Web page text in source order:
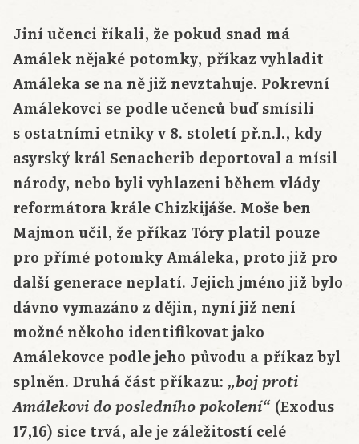
Jiní učenci říkali, že pokud snad má
Amálek nějaké potomky, příkaz vyhladit
Amáleka se na ně již nevztahuje. Pokrevní
Amálekovci se podle učenců buď smísili
s ostatními etniky v 8. století př.n.l., kdy
asyrský král Senacherib deportoval a mísil
národy, nebo byli vyhlazeni během vlády
reformátora krále Chizkijáše. Moše ben
Majmon učil, že příkaz Tóry platil pouze
pro přímé potomky Amáleka, proto již pro
další generace neplatí. Jejich jméno již bylo
dávno vymazáno z dějin, nyní již není
možné někoho identifikovat jako
Amálekovce podle jeho původu a příkaz byl
splněn. Druhá část příkazu: „boj proti
Amálekovi do posledního pokolení“ (Exodus
17,16) sice trvá, ale je záležitostí celé